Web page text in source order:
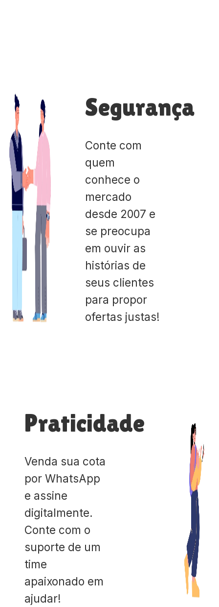
Segurança
Conte com
quem
conhece o
mercado
desde 2007 e
se preocupa
em ouvir as
histórias de
seus clientes
para propor
ofertas justas!
Praticidade
Venda sua cota
por WhatsApp
e assine
digitalmente.
Conte com o
suporte de um
time
apaixonado em
ajudar!